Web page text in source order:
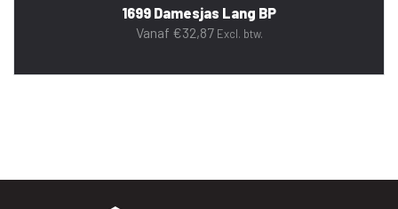
1699 Damesjas Lang BP
Vanaf €32,87 Excl. btw.